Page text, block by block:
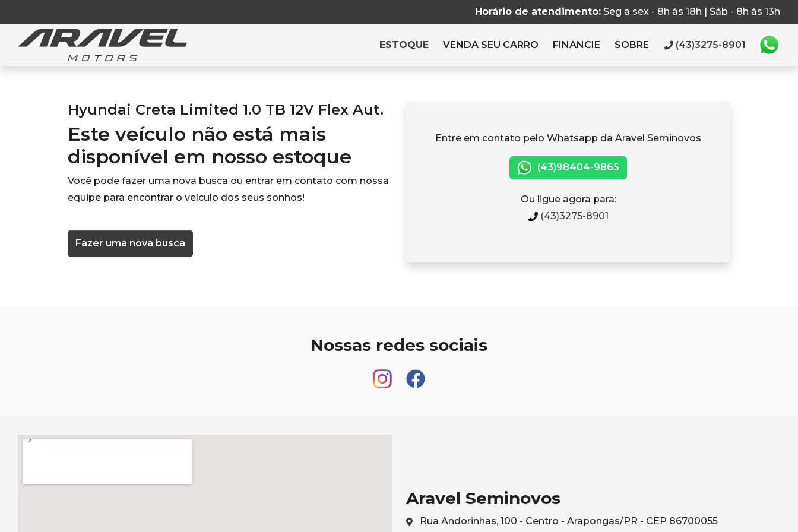
Horário de atendimento: Seg a sex - 8h às 18h | Sáb - 8h às 13h
ESTOQUE VENDA SEU CARRO FINANCIE SOBRE (43)3275-8901
Hyundai Creta Limited 1.0 TB 12V Flex Aut.
Este veículo não está mais
disponível em nosso estoque
Você pode fazer uma nova busca ou entrar em contato com nossa
equipe para encontrar o veículo dos seus sonhos!
Fazer uma nova busca
Entre em contato pelo Whatsapp da Aravel Seminovos
(43)98404-9865
Ou ligue agora para:
(43)3275-8901
Nossas redes sociais
Aravel Seminovos
Rua Andorinhas, 100 - Centro - Arapongas/PR - CEP 86700055